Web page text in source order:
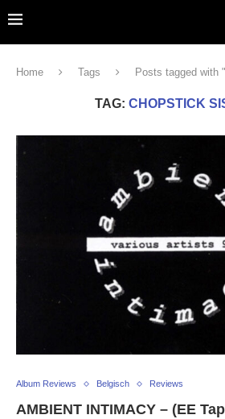
Home Tags Posts tagged with
TAG: CHOPSTICK
Album Reviews Belgisch Reviews
AMBIENT INTIMACY – (EE